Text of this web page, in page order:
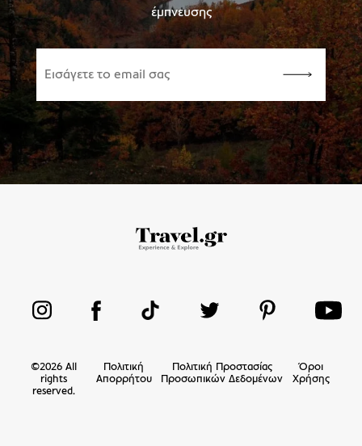
έμπνευσης
©2026 All
rights
reserved.
Πολιτική
Απορρήτου
Πολιτική Προστασίας
Προσωπικών Δεδομένων
Όροι
Χρήσης